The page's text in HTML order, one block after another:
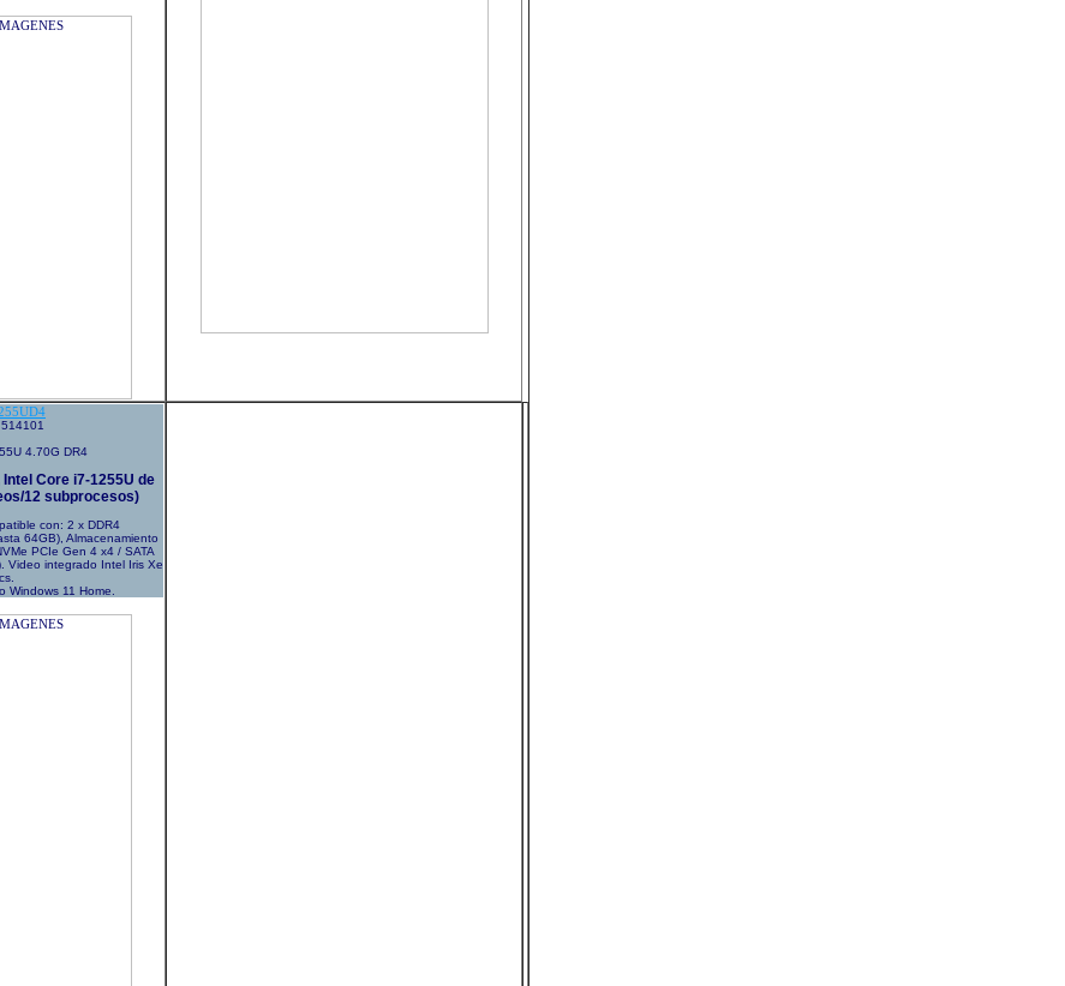
4.70G DR4
Core i7-1255U de
12 subprocesos)
con: 2 x DDR4
64GB), Almacenamiento
PCIe Gen 4 x4 / SATA
Video integrado Intel Iris Xe
Windows 11 Home.